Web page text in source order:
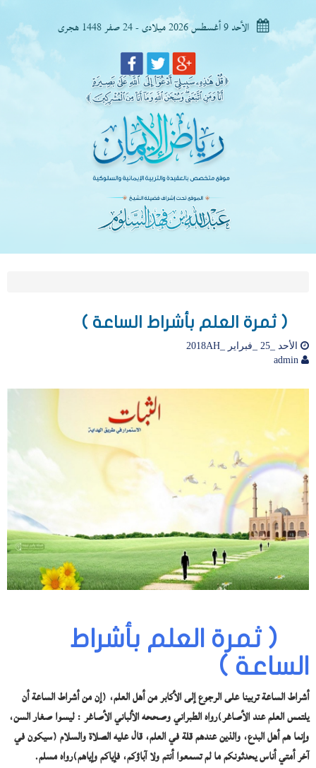
الأحد 9 أغسطس 2026 ميلادى - 24 صفر 1448 هجرى
( ثمرة العلم بأشراط الساعة )
الأحد _25 _فبراير _2018AH
( ثمرة العلم بأشراط
الساعة )
أشراط الساعة تربينا على الرجوع إلى الأكابر من أهل العلم، (إن من أشراط الساعة أن
يلتمس العلم عند الأصاغر)رواه الطبراني وصححه الألباني الأصاغر : ليسوا صغار السن،
وإنما هم أهل البدع، والذين عندهم قلة في العلم، قال عليه الصلاة والسلام (سيكون في
آخر أمتي أناس يحدثونكم ما لم تسمعوا أنتم ولا آباؤكم، فإياكم وإياهم)رواه مسلم.